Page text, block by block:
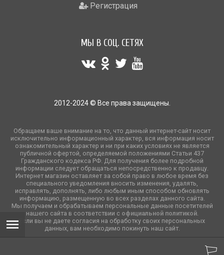
Регистрация
МЫ В СОЦ. СЕТЯХ
2012-2024 © Все права защищены.
Обращаем ваше внимание на то, что данный интернет-сайт носит
исключительно информационный характер, вся информация носит
ознакомительный характер и ни при каких условиях не является
публичной офертой, определяемой положениями Статьи 437
Гражданского кодекса РФ. Для получения более подробной
информации следует обращаться непосредственно к продавцу.
Интернет магазин оставляет за собой право в любое время без
специального уведомления вносить изменения, удалять,
исправлять, дополнять, либо любым иным способом обновлять
информацию, размещенную во всех разделах данного сайта.
Мы получаем и обрабатываем персональные данные посетителей
нашего сайта в соответствии с официальной политикой.
Если вы не даете согласия на обработку своих персональных
данных, вам необходимо покинуть наш сайт.